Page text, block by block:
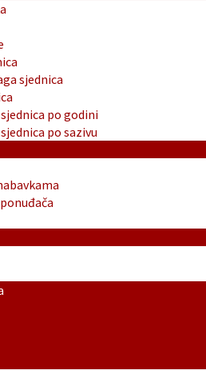
sjednica
po godini
po sazivu